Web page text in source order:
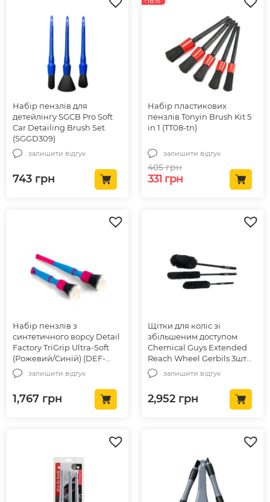
Набір пензлів для
детейлінгу SGCB Pro Soft
Car Detailing Brush Set
(SGGD309)
залишити відгук
743 грн
Набір пластикових
пензлів Tonyin Brush Kit 5
in 1 (TT08-tn)
залишити відгук
405грн
Оригінальна ціна:
331 грнПоточна ціна:
Набір пензлів з
синтетичного ворсу Detail
Factory TriGrip Ultra-Soft
(Рожевий/Синій) (DEF-
1074)залишити відгук
1,767 грн
Щітки для коліс зі
збільшеним доступом
Chemical Guys Extended
Reach Wheel Gerbils 3шт
(ACC602)залишити відгук
2,952 грн